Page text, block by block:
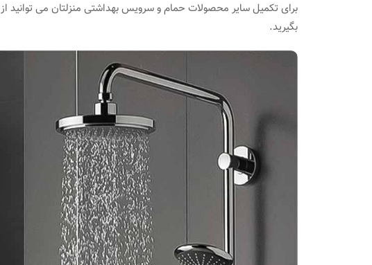
برای تکمیل سایر محصولات حمام و سرویس بهداشتی منزلتان می توانید از
بگیرید.